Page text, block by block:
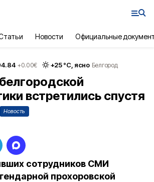
Новости Официальные
+0.00€ +25°С, ясно Белгород
встретились спустя
Новость
сотрудников СМИ
прохоровской